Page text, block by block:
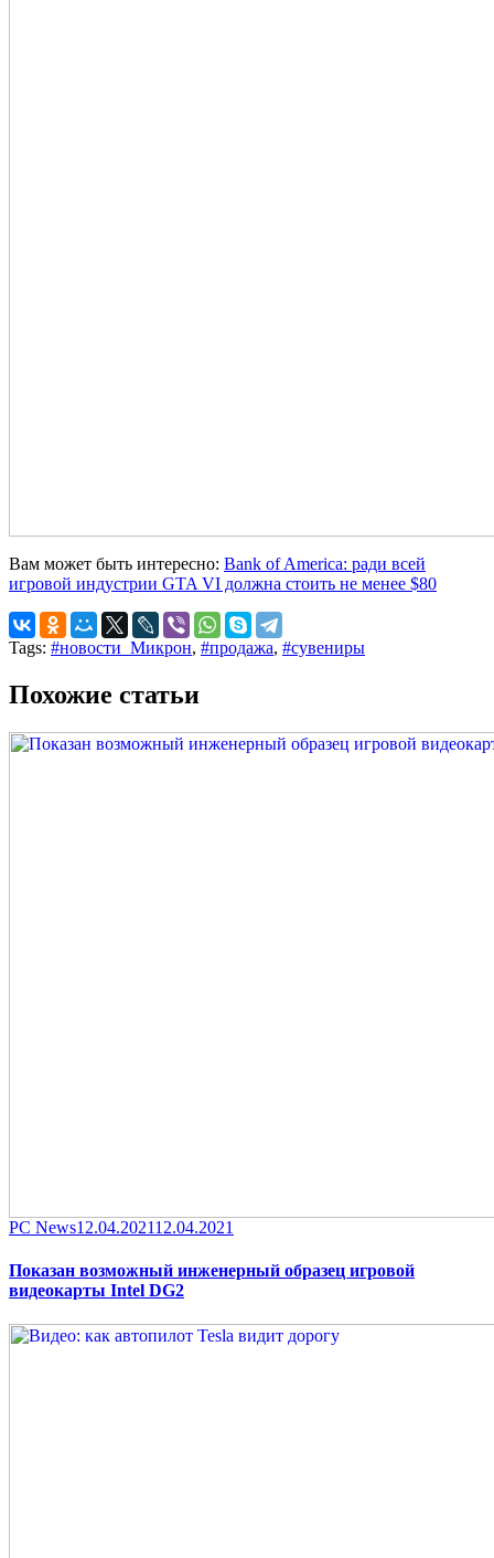
Вам может быть интересно: Bank of America: ради всей
игровой индустрии GTA VI должна стоить не менее $80
Tags: #новости_Микрон, #продажа, #сувениры
Похожие статьи
Category
PC NewsPosted
12.04.202112.04.2021
Показан возможный инженерный образец игровой
видеокарты Intel DG2